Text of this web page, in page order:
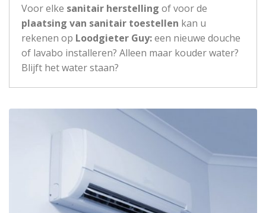
Voor elke sanitair herstelling of voor de
plaatsing van sanitair toestellen kan u
rekenen op Loodgieter Guy:een nieuwe douche
of lavabo installeren? Alleen maar kouder water?
Blijft het water staan?